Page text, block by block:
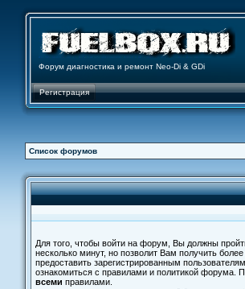
Форум диагностика и ремонт Neo-Di & GDi
Регистрация
Список форумов
Для того, чтобы войти на форум, Вы должны
несколько минут, но позволит Вам получить
предоставить зарегистрированным
ознакомиться с правилами и политикой форума.
всеми правилами.